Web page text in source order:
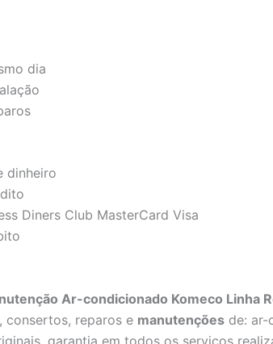
dia
dinheiro
Diners Club MasterCard Visa
Ar-condicionado Komeco Linha
consertos, reparos e manutenções de: ar-
garantia em todos os serviços